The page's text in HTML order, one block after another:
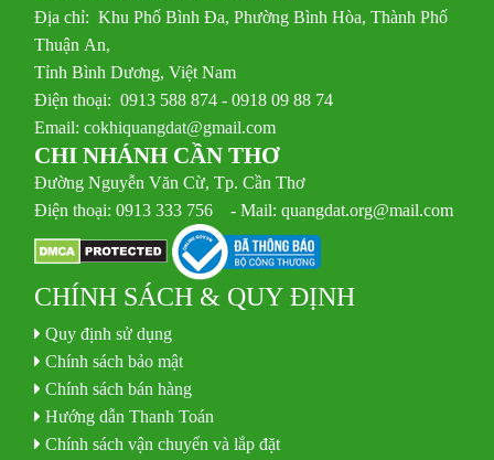
Địa chỉ: Khu Phố Bình Đa, Phường Bình Hòa, Thành Phố
Thuận An,
Tỉnh Bình Dương, Việt Nam
Điện thoại: 0913 588 874 - 0918 09 88 74
Email:cokhiquangdat@gmail.com
CHI NHÁNH CẦN THƠ
Đường Nguyễn Văn Cừ, Tp. Cần Thơ
Điện thoại: 0913 333 756 - Mail: quangdat.org@mail.com
CHÍNH SÁCH & QUY ĐỊNH
Quy định sử dụng
Chính sách bảo mật
Chính sách bán hàng
Hướng dẫn Thanh Toán
Chính sách vận chuyển và lắp đặt